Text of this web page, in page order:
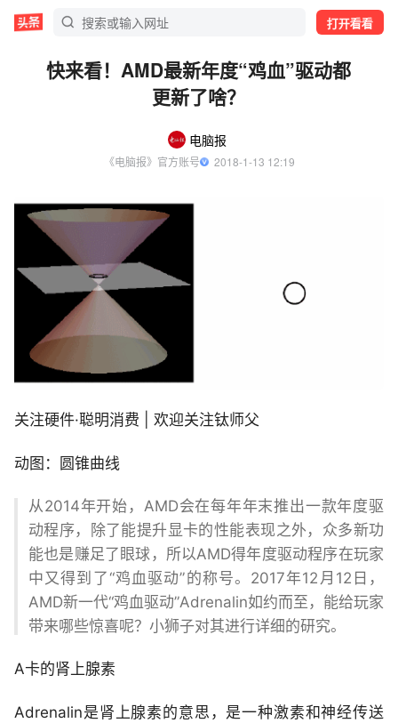
打开看看
快来看！AMD最新年度“鸡血”驱动都
更新了啥？
电脑报
《电脑报》官方账号
  2018-1-13 12:19
关注硬件·聪明消费 | 欢迎关注钛师父
动图：圆锥曲线
从2014年开始，AMD会在每年年末推出一款年度驱
动程序，除了能提升显卡的性能表现之外，众多新功
能也是赚足了眼球，所以AMD得年度驱动程序在玩家
中又得到了“鸡血驱动”的称号。2017年12月12日，
AMD新一代“鸡血驱动”Adrenalin如约而至，能给玩家
带来哪些惊喜呢？小狮子对其进行详细的研究。
A卡的肾上腺素
Adrenalin是肾上腺素的意思，是一种激素和神经传送